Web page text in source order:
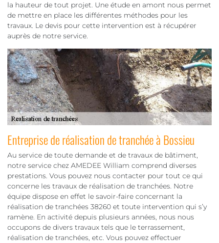
la hauteur de tout projet. Une étude en amont nous permet
de mettre en place les différentes méthodes pour les
travaux. Le devis pour cette intervention est à récupérer
auprès de notre service.
Entreprise de réalisation de tranchée à Bossieu
Au service de toute demande et de travaux de bâtiment,
notre service chez AMEDEE William comprend diverses
prestations. Vous pouvez nous contacter pour tout ce qui
concerne les travaux de réalisation de tranchées. Notre
équipe dispose en effet le savoir-faire concernant la
réalisation de tranchées 38260 et toute intervention qui s’y
ramène. En activité depuis plusieurs années, nous nous
occupons de divers travaux tels que le terrassement,
réalisation de tranchées, etc. Vous pouvez effectuer